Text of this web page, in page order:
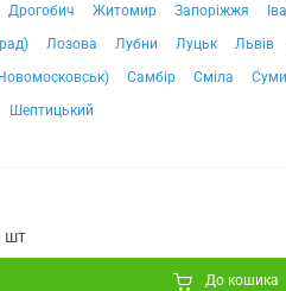
Дрогобич Житомир Запоріжжя
Лозова Лубни Луцьк Львів
Самбір Сміла Суми
Шептицький
шт
До кошика